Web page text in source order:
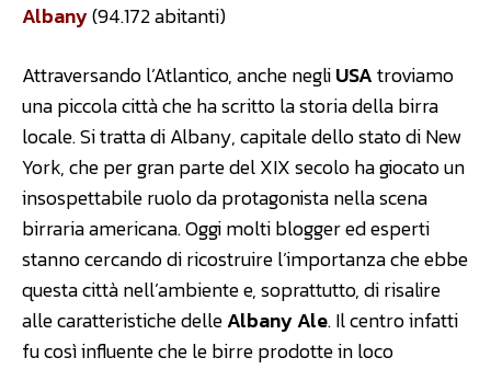
Albany(94.172 abitanti)
Attraversando l’Atlantico, anche negliUSAtroviamo
una piccola città che ha scritto la storia della birra
locale. Si tratta di Albany, capitale dello stato di New
York, che per gran parte del XIX secolo ha giocato un
insospettabile ruolo da protagonista nella scena
birraria americana. Oggi molti blogger ed esperti
stanno cercando di ricostruire l’importanza che ebbe
questa città nell’ambiente e, soprattutto, di risalire
alle caratteristiche delleAlbany Ale. Il centro infatti
fu così influente che le birre prodotte in loco